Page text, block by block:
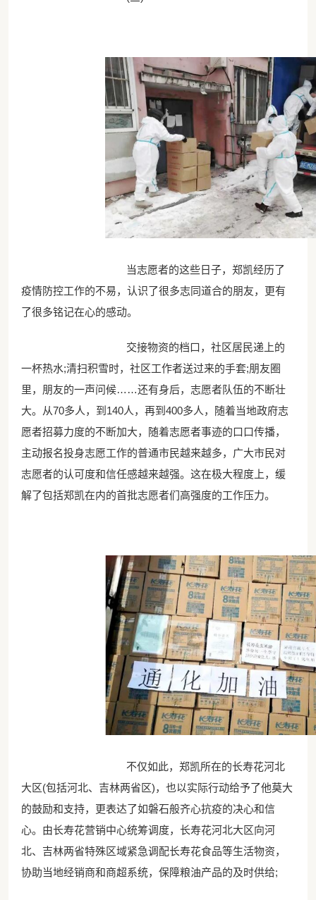
当志愿者的这些日子，郑凯经历了
疫情防控工作的不易，认识了很多志同道合的朋友，更有
了很多铭记在心的感动。
交接物资的档口，社区居民递上的
一杯热水;清扫积雪时，社区工作者送过来的手套;朋友圈
里，朋友的一声问候……还有身后，志愿者队伍的不断壮
大。从70多人，到140人，再到400多人，随着当地政府志
愿者招募力度的不断加大，随着志愿者事迹的口口传播，
主动报名投身志愿工作的普通市民越来越多，广大市民对
志愿者的认可度和信任感越来越强。这在极大程度上，缓
解了包括郑凯在内的首批志愿者们高强度的工作压力。
不仅如此，郑凯所在的长寿花河北
大区(包括河北、吉林两省区)，也以实际行动给予了他莫大
的鼓励和支持，更表达了如磐石般齐心抗疫的决心和信
心。由长寿花营销中心统筹调度，长寿花河北大区向河
北、吉林两省特殊区域紧急调配长寿花食品等生活物资，
协助当地经销商和商超系统，保障粮油产品的及时供给;